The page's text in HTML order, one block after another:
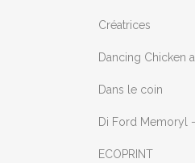
Créatrices
Dancing Chicken
Dans le coin
Di Ford Memoryl
ECOPRINT